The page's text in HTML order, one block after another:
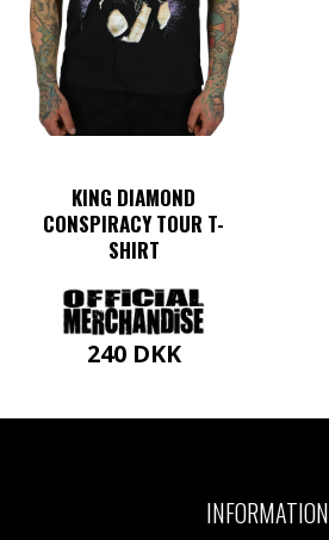
KING DIAMOND
CONSPIRACY TOUR T-
SHIRT
240 DKK
MulighederneINFORMATION